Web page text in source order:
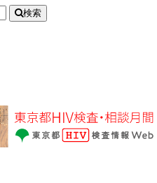
検索